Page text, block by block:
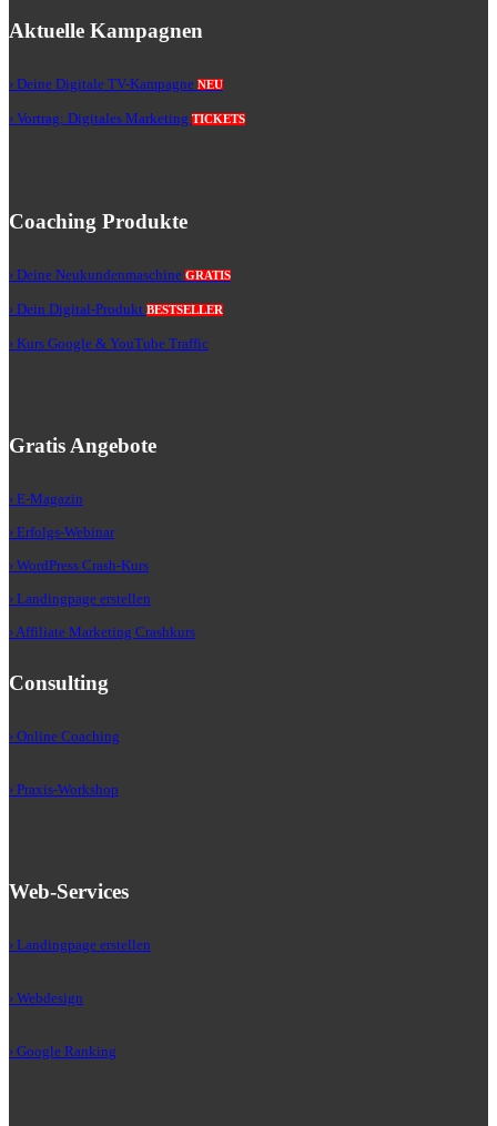
Aktuelle Kampagnen
› Deine Digitale TV-Kampagne NEU
› Vortrag: Digitales Marketing TICKETS
Coaching Produkte
› Deine Neukundenmaschine GRATIS
› Dein Digital-Produkt BESTSELLER
› Kurs Google & YouTube Traffic
Gratis Angebote
› E-Magazin
› Erfolgs-Webinar
› WordPress Crash-Kurs
› Landingpage erstellen
› Affiliate Marketing Crashkurs
Consulting
› Online Coaching
› Praxis-Workshop
Web-Services
› Landingpage erstellen
› Webdesign
› Google Ranking